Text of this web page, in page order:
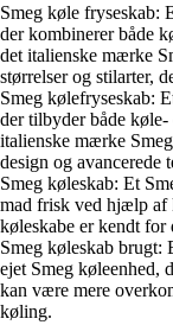
Smeg køle fryseskab:
der kombinerer både
det italienske mærke
størrelser og stilarter,
Smeg kølefryseskab:
der tilbyder både
italienske mærke
design og avancerede
Smeg køleskab: Et
mad frisk ved hjælp af
køleskabe er kendt for
Smeg køleskab brugt:
ejet Smeg køleenhed,
kan være mere
køling.